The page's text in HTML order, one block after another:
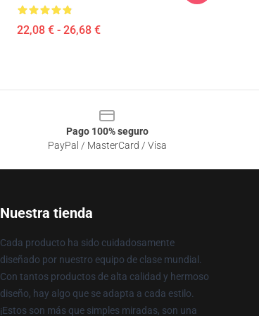
22,08 € - 26,68 €
Pago 100% seguro
PayPal / MasterCard / Visa
Nuestra tienda
Cada producto ha sido cuidadosamente
diseñado por nuestro equipo de clase mundial.
Con tantos productos de alta calidad y hermoso
diseño, hay algo que se adapta a cada estilo.
¡Estos son más que simples miradas, son una